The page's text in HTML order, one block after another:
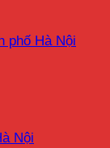
phố Hà Nội
Nội